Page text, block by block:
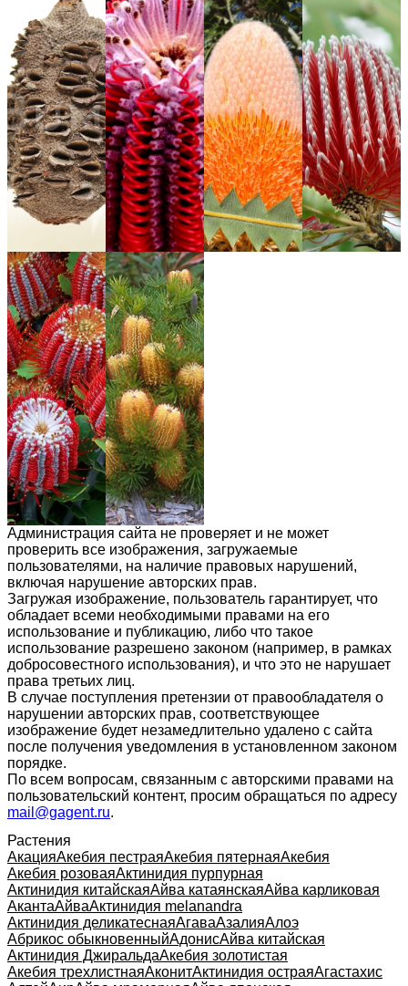
Администрация сайта не проверяет и не может
проверить все изображения, загружаемые
пользователями, на наличие правовых нарушений,
включая нарушение авторских прав.
Загружая изображение, пользователь гарантирует, что
обладает всеми необходимыми правами на его
использование и публикацию, либо что такое
использование разрешено законом (например, в рамках
добросовестного использования), и что это не нарушает
права третьих лиц.
В случае поступления претензии от правообладателя о
нарушении авторских прав, соответствующее
изображение будет незамедлительно удалено с сайта
после получения уведомления в установленном законом
порядке.
По всем вопросам, связанным с авторскими правами на
пользовательский контент, просим обращаться по адресу
mail@gagent.ru.
Растения
АкацияАкебия пестраяАкебия пятернаяАкебия
Акебия розоваяАктинидия пурпурная
Актинидия китайскаяАйва катаянскаяАйва карликовая
АкантаАйваАктинидия melanandra
Актинидия деликатеснаяАгаваАзалияАлоэ
Абрикос обыкновенныйАдонисАйва китайская
Актинидия ДжиральдаАкебия золотистая
Акебия трехлистнаяАконитАктинидия остраяАгастахис